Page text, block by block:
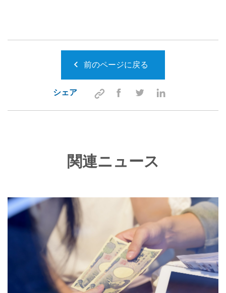
前のページに戻る
シェア
関連ニュース